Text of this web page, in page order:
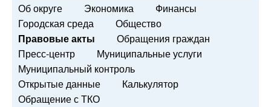
Об округе Экономика
Финансы
Городская среда
Общество
Правовые акты
Обращения граждан
Пресс-центр
Муниципальные услуги
Муниципальный контроль
Открытые данные
Калькулятор
Обращение с ТКО